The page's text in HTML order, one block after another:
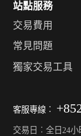
站點服務
交易費用
常見問題
獨家交易工具
客服專線︰
交易日︰全日24